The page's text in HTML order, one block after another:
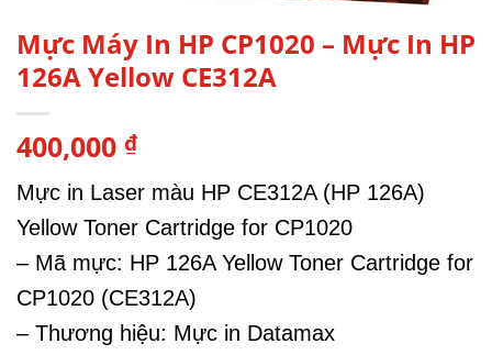
Mực Máy In HP CP1020 – Mực In HP
126A Yellow CE312A
400,000 ₫
Mực in Laser màu HP CE312A (HP 126A)
Yellow Toner Cartridge for CP1020
– Mã mực: HP 126A Yellow Toner Cartridge for
CP1020 (CE312A)
– Thương hiệu: Mực in Datamax